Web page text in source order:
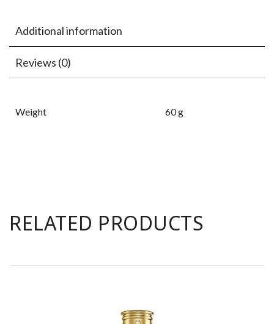
Additional information
Reviews (0)
Weight 60 g
RELATED PRODUCTS